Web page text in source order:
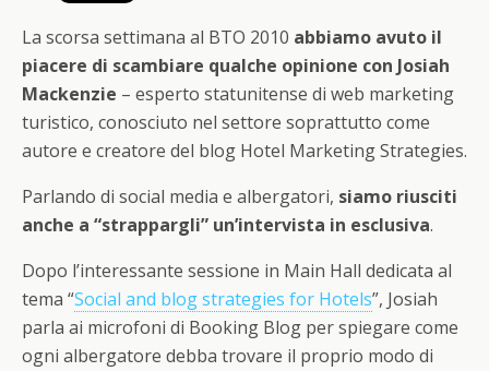
La scorsa settimana al BTO 2010 abbiamo avuto il
piacere di scambiare qualche opinione con Josiah
Mackenzie – esperto statunitense di web marketing
turistico, conosciuto nel settore soprattutto come
autore e creatore del blog Hotel Marketing Strategies.
Parlando di social media e albergatori, siamo riusciti
anche a “strappargli” un’intervista in esclusiva.
Dopo l’interessante sessione in Main Hall dedicata al
tema “Social and blog strategies for Hotels”, Josiah
parla ai microfoni di Booking Blog per spiegare come
ogni albergatore debba trovare il proprio modo di